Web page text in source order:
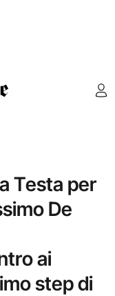
Testa per
De
ai
step di